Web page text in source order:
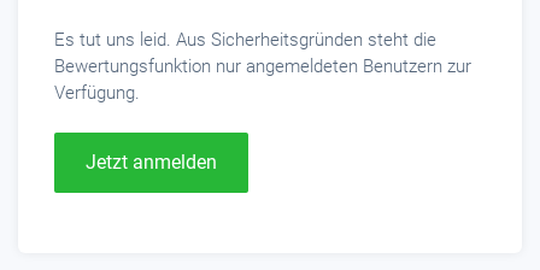
Es tut uns leid. Aus Sicherheitsgründen steht die
Bewertungsfunktion nur angemeldeten Benutzern zur
Verfügung.
Jetzt anmelden